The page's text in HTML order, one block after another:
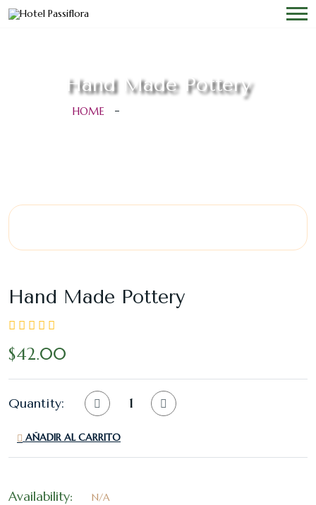
Hand Made Pottery
HOME
Hand Made Pottery
$42.00
Quantity:
AÑADIR AL CARRITO
Availability: N/A